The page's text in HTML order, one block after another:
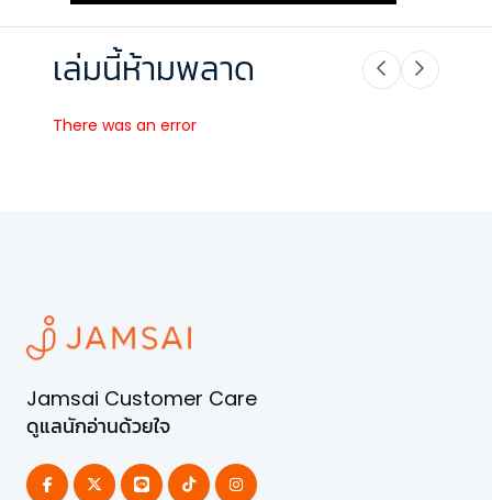
เล่มนี้ห้ามพลาด
There was an error
Jamsai Customer Care
ดูแลนักอ่านด้วยใจ